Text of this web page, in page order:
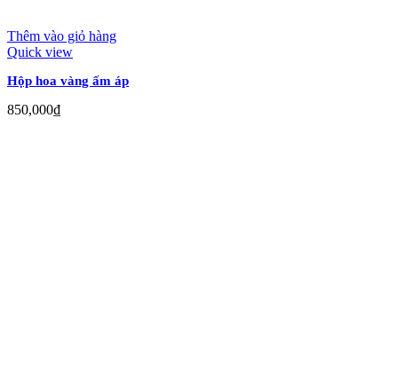
Thêm vào giỏ hàng
Quick view
Hộp hoa vàng ấm áp
850,000₫